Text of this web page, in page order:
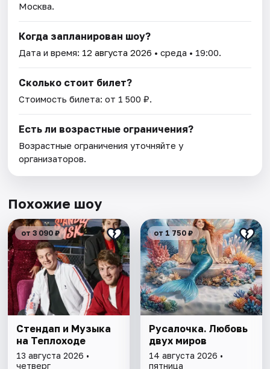
Москва.
Когда запланирован шоу?
Дата и время: 12 августа 2026 • среда • 19:00.
Сколько стоит билет?
Стоимость билета: от 1 500 ₽.
Есть ли возрастные ограничения?
Возрастные ограничения уточняйте у
организаторов.
Похожие шоу
от 3 090 ₽
Стендап и Музыка
на Теплоходе
13 августа 2026 •
четверг
от 1 750 ₽
Русалочка. Любовь
двух миров
14 августа 2026 •
пятница